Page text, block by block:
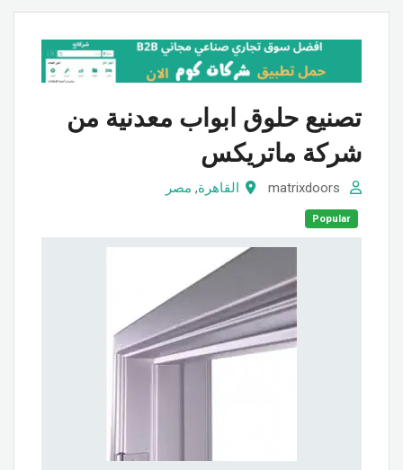
تصنيع حلوق ابواب معدنية من
شركة ماتريكس
القاهرة, مصر
Popular